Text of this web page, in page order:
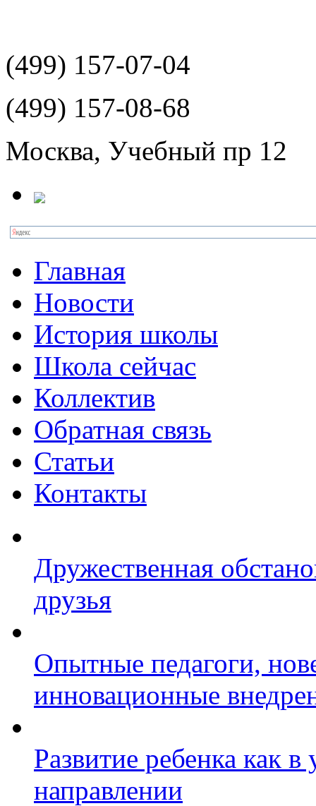
(499) 157-07-04
(499) 157-08-68
Москва, Учебный пр 12
Главная
Новости
История школы
Школа сейчас
Коллектив
Обратная связь
Статьи
Контакты
Дружественная
друзья
Опытные педагоги,
инновационные
Развитие ребенка как
направлении